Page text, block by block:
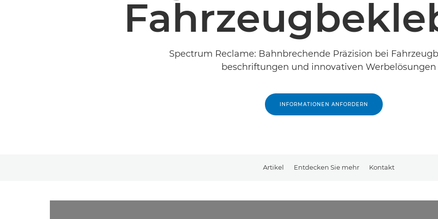
Spectrum Reclame: Bahnbrechende Präzision bei
beschriftungen und innovativen Werbelösungen
INFORMATIONEN ANFORDERN
Artikel Entdecken Sie mehr Kontakt